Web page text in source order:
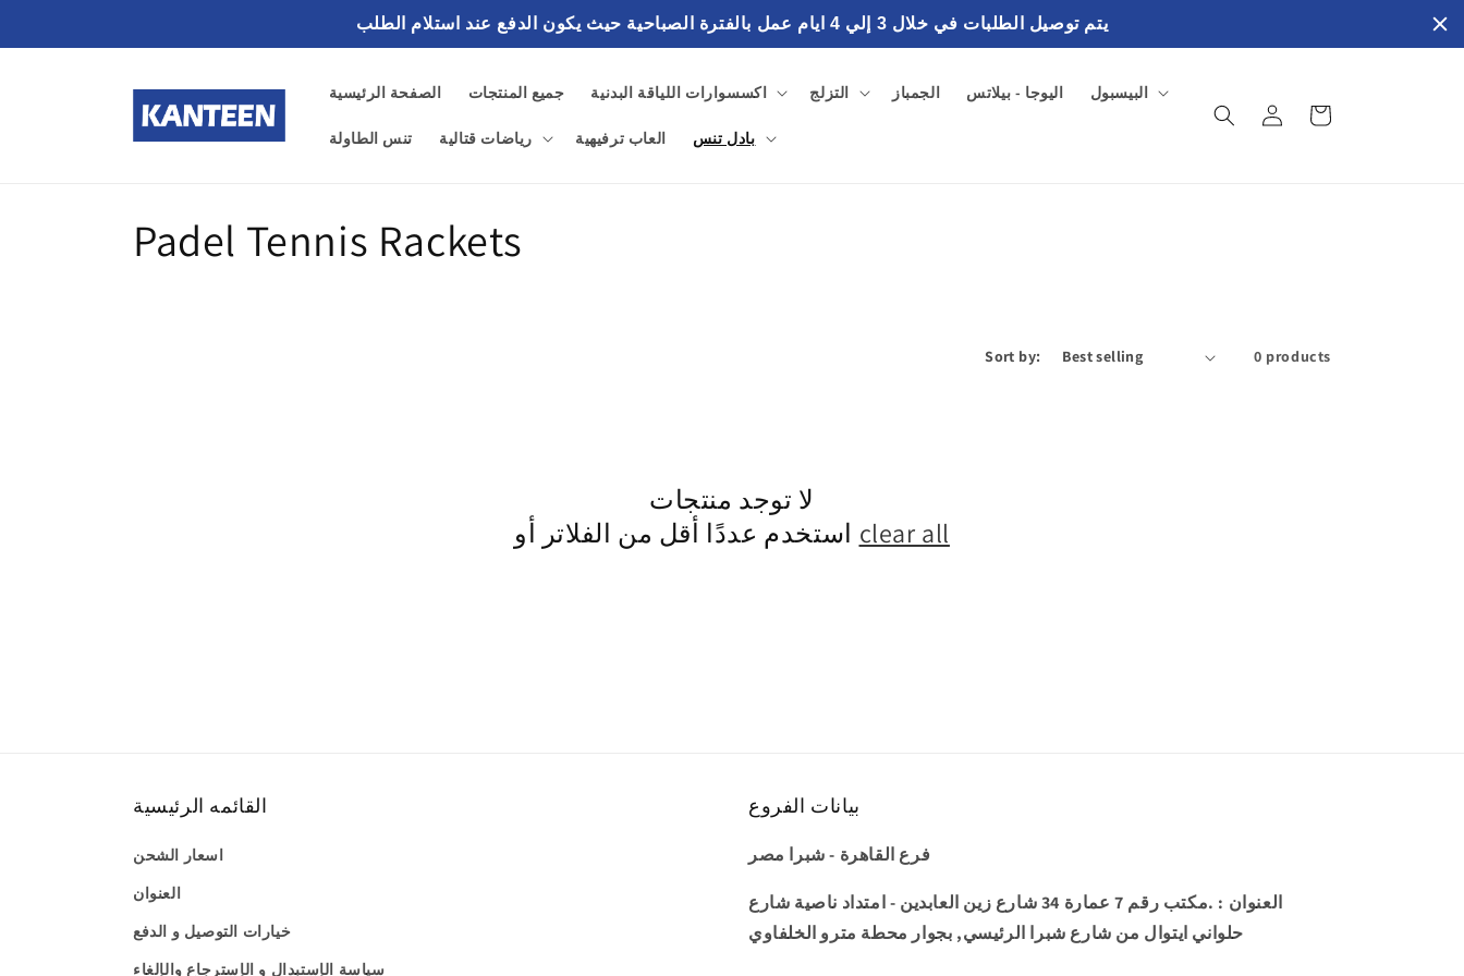
يتم توصيل الطلبات في خلال 3 إلي 4 ايام عمل بالفترة الصباحية حيث يكون الدفع عند استلام الطلب
المحتوى
الصفحة الرئيسية جميع المنتجات اكسسوارات اللياقة البدنية التزلج الجمباز اليوجا - بيلاتس البيسبول
تنس الطاولة رياضات قتالية العاب ترفيهية بادل تنس
تسجيل
الدخول المشتريات
ت
Padel Tennis Rackets
Sort by: 0 products
لا توجد منتجات
clear all
القائمه الرئيسية
اسعار الشحن
العنوان
خيارات التوصيل و الدفع
سياسة الإستبدال و الإسترجاع والإلغاء
بيانات الفروع
فرع القاهرة - شبرا مصر
العنوان
: .مكتب رقم 7 عمارة 34 شارع زين العابدين - امتداد ناصية شارع
حلواني ايتوال من شارع شبرا الرئيسي, بجوار محطة مترو الخلفاوي